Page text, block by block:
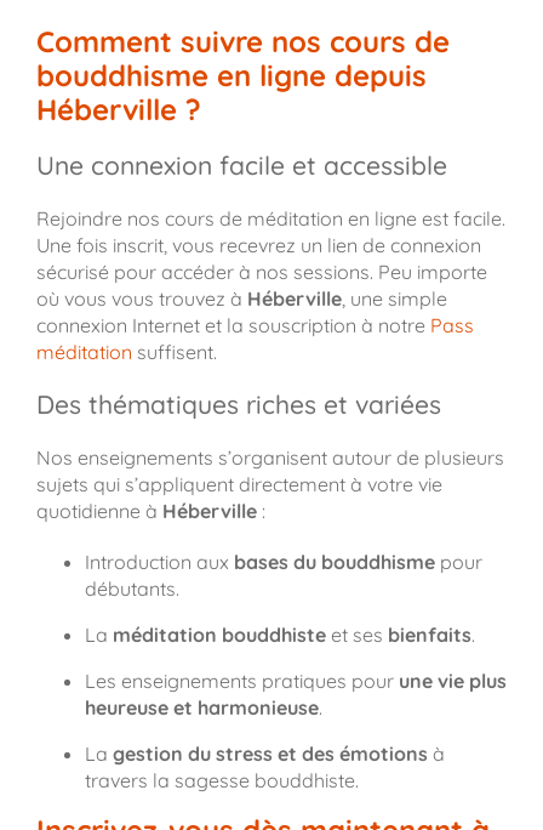
Comment suivre nos cours de
bouddhisme en ligne depuis
Héberville ?
Une connexion facile et accessible
Rejoindre nos cours de méditation en ligne est facile.
Une fois inscrit, vous recevrez un lien de connexion
sécurisé pour accéder à nos sessions. Peu importe
où vous vous trouvez à Héberville, une simple
connexion Internet et la souscription à notre Pass
méditation suffisent.
Des thématiques riches et variées
Nos enseignements s’organisent autour de plusieurs
sujets qui s’appliquent directement à votre vie
quotidienne à Héberville:
Introduction aux bases du bouddhismepour
débutants.
La méditation bouddhisteet ses bienfaits.
Les enseignements pratiques pour une vie plus
heureuse et harmonieuse.
La gestion du stress et des émotions à
travers la sagesse bouddhiste.